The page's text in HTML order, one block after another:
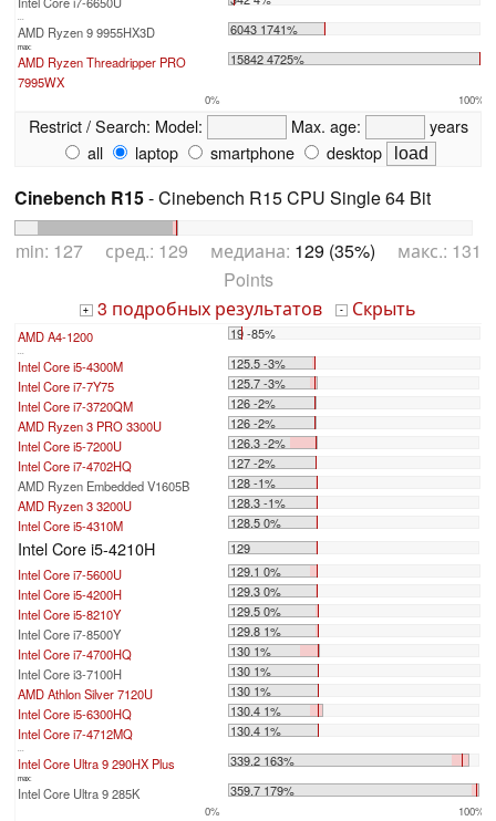
AMD Ryzen 9 9955HX3D 6043 1741%
max:
AMD Ryzen Threadripper PRO
7995WX
15842 4725%
0% 100%
Restrict / Search: Model: Max. age:
years
all
laptop smartphone desktop
Cinebench R15- Cinebench R15 CPU Single 64 Bit
min: 127 сред.: 129 медиана: 129 (35%) макс.: 131
Points
+ 3 подробных результатов - Скрыть
AMD A4-1200 19 -85%
...
Intel Core i5-4300M
125.5 -3%
Intel Core i7-7Y75
125.7 -3%
Intel Core i7-3720QM
126 -2%
AMD Ryzen 3 PRO 3300U
126 -2%
Intel Core i5-7200U
126.3 -2%
Intel Core i7-4702HQ
127 -2%
AMD Ryzen Embedded V1605B
128 -1%
AMD Ryzen 3 3200U
128.3 -1%
Intel Core i5-4310M
128.5 0%
Intel Core i5-4210H
129
Intel Core i7-5600U
129.1 0%
Intel Core i5-4200H
129.3 0%
Intel Core i5-8210Y
129.5 0%
Intel Core i7-8500Y
129.8 1%
Intel Core i7-4700HQ
130 1%
Intel Core i3-7100H
130 1%
AMD Athlon Silver 7120U
130 1%
Intel Core i5-6300HQ
130.4 1%
Intel Core i7-4712MQ
130.4 1%
...
Intel Core Ultra 9 290HX Plus 339.2 163%
max:
Intel Core Ultra 9 285K 359.7 179%
0% 100%